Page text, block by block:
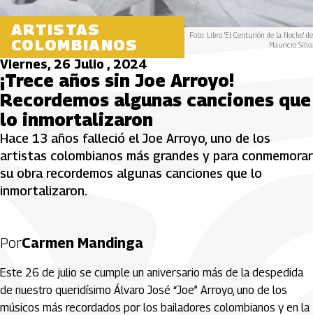
ARTISTAS
COLOMBIANOS
Foto: Libro 'El Centurión de la Noche' de
Mauricio Silva
Viernes, 26 Julio , 2024
¡Trece años sin Joe Arroyo!
Recordemos algunas canciones que
lo inmortalizaron
Hace 13 años falleció el Joe Arroyo, uno de los
artistas colombianos más grandes y para conmemorar
su obra recordemos algunas canciones que lo
inmortalizaron.
PorCarmen Mandinga
Este 26 de julio se cumple un aniversario más de la despedida
de nuestro queridísimo Álvaro José “Joe” Arroyo, uno de los
músicos más recordados por los bailadores colombianos y en la